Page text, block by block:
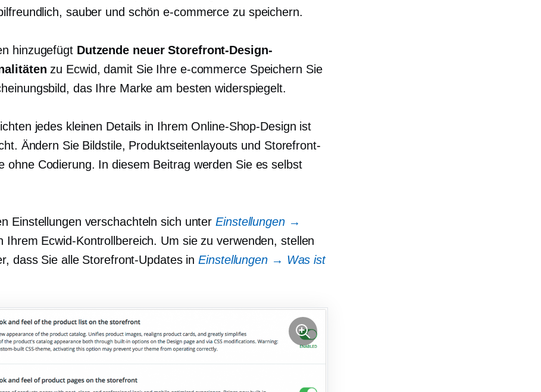
sauber und schöne-commerce zu speichern.
hinzugefügt Dutzende neuer Storefront-Design-
zu Ecwid, damit Sie Ihre e-commerceSpeichern Sie
das Ihre Marke am besten widerspiegelt.
jedes kleinen Details in Ihrem Online-Shop-Design ist
Ändern Sie Bildstile, Produktseitenlayouts und Storefront-
ohne Codierung. In diesem Beitrag werden Sie es selbst
Einstellungen verschachteln sich unterEinstellungen →
Ihrem Ecwid-Kontrollbereich. Um sie zu verwenden, stellen
dass Sie alle Storefront-Updates inEinstellungen → Was ist